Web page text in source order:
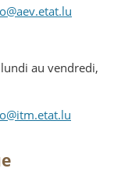
au vendredi,